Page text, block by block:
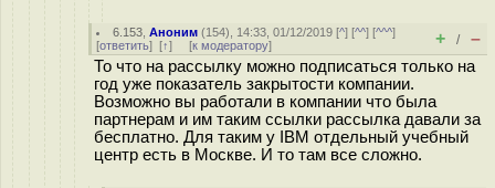
6.153 ,Аноним (154), 14:33, 01/12/2019 [^] [^^] [^^^]
[ответить] [↑] [к модератору] + / –
То что на рассылку можно подписаться только на
год уже показатель закрытости компании.
Возможно вы работали в компании что была
партнерам и им таким ссылки рассылка давали за
бесплатно. Для таким у IBM отдельный учебный
центр есть в Москве. И то там все сложно.